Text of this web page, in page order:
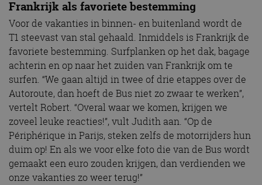
Frankrijk als favoriete bestemming
Voor de vakanties in binnen- en buitenland wordt de
T1 steevast van stal gehaald. Inmiddels is Frankrijk de
favoriete bestemming. Surfplanken op het dak, bagage
achterin en op naar het zuiden van Frankrijk om te
surfen. “We gaan altijd in twee of drie etappes over de
Autoroute, dan hoeft de Bus niet zo zwaar te werken”,
vertelt Robert. “Overal waar we komen, krijgen we
zoveel leuke reacties!”, vult Judith aan. “Op de
Périphérique in Parijs, steken zelfs de motorrijders hun
duim op! En als we voor elke foto die van de Bus wordt
gemaakt een euro zouden krijgen, dan verdienden we
onze vakanties zo weer terug!”